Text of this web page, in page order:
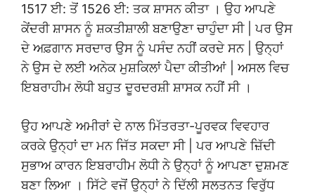
1517 ਈ: ਤੋਂ 1526 ਈ: ਤਕ ਸ਼ਾਸਨ ਕੀਤਾ । ਉਹ ਆਪਣੇ
ਕੇਂਦਰੀ ਸ਼ਾਸਨ ਨੂੰ ਸ਼ਕਤੀਸ਼ਾਲੀ ਬਣਾਉਣਾ ਚਾਹੁੰਦਾ ਸੀ | ਪਰ ਉਸ
ਦੇ ਅਫ਼ਗਾਨ ਸਰਦਾਰ ਉਸ ਨੂੰ ਪਸੰਦ ਨਹੀਂ ਕਰਦੇ ਸਨ | ਉਨ੍ਹਾਂ
ਨੇ ਉਸ ਦੇ ਲਈ ਅਨੇਕ ਮੁਸ਼ਕਿਲਾਂ ਪੈਦਾ ਕੀਤੀਆਂ | ਅਸਲ ਵਿਚ
ਇਬਰਾਹੀਮ ਲੋਧੀ ਬਹੁਤ ਦੂਰਦਰਸ਼ੀ ਸ਼ਾਸਕ ਨਹੀਂ ਸੀ ।
ਉਹ ਆਪਣੇ ਅਮੀਰਾਂ ਦੇ ਨਾਲ ਮਿੱਤਰਤਾ-ਪੂਰਵਕ ਵਿਵਹਾਰ
ਕਰਕੇ ਉਨ੍ਹਾਂ ਦਾ ਮਨ ਜਿੱਤ ਸਕਦਾ ਸੀ | ਪਰ ਆਪਣੇ ਜ਼ਿੱਦੀ
ਸੁਭਾਅ ਕਾਰਨ ਇਬਰਾਹੀਮ ਲੋਧੀ ਨੇ ਉਨ੍ਹਾਂ ਨੂੰ ਆਪਣਾ ਦੁਸ਼ਮਣ
ਬਣਾ ਲਿਆ । ਸਿੱਟੇ ਵਜੋਂ ਉਨ੍ਹਾਂ ਨੇ ਦਿੱਲੀ ਸਲਤਨਤ ਵਿਰੁੱਧ